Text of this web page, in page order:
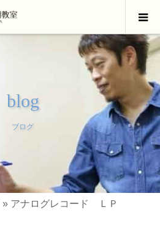
blog
ブログ
» アナログレコード ＬＰ